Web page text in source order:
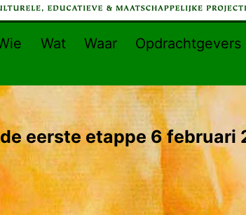
Wat Waar Opdrachtgevers
eerste etappe 6 februari